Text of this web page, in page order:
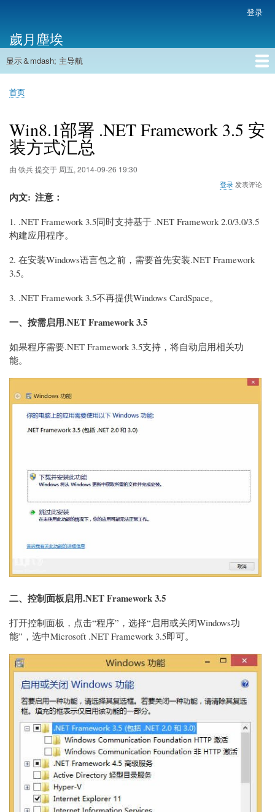
主
内
帐
户
菜
单
登录
歲月塵埃
主
航
显示＆mdash; 主导航
首页
面
屑
首页
Win8.1部署 .NET Framework 3.5 安
装方式汇总
由 铁兵提交于 周五, 2014-09-26 19:30
登录 发表评论
內文 注意：
1. .NET Framework 3.5同时支持基于 .NET Framework 2.0/3.0/3.5
构建应用程序。
2. 在安装Windows语言包之前，需要首先安装.NET Framework
3.5。
3. .NET Framework 3.5不再提供Windows CardSpace。
一、按需启用.NET Framework 3.5
如果程序需要.NET Framework 3.5支持，将自动启用相关功
能。
二、控制面板启用.NET Framework 3.5
打开控制面板，点击“程序”，选择“启用或关闭Windows功
能”，选中Microsoft .NET Framework 3.5即可。